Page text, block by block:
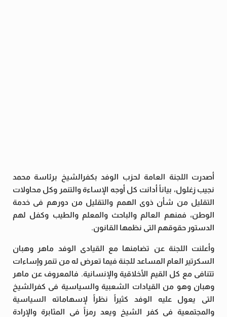
أصدرت اللجنة العامة لحزب الوفد بكفرالشيخ برئاسة محمد
نجيب زغلول، بياناً أدانت كل أوجه الإساءة والتنمر وكل محاولات
التقليل من شأن ذوى الهمم والتقليل من دورهم فى خدمة
الوطن، فمنهم العالم والباحث والمعلم والطيب وكفل لهم
الدستور حقوقهم التى نظمها القانون.
وأعلنت اللجنة عن تضامنها مع القيادى الوفد ماهر وهبان
السكرتير العام المساعد للجنة فيما تعرض له من تنمر وإساءات
تتنافى مع كل القيم الأخلاقية والإنسانية. فالمعروف عن ماهر
وهبان وهو من القيادات الشعبية والسياسية فى كفرالشيخ
التى يعول عليه الوفد كثيراً نظراً لإسهاماته السياسية
والمجتمعية فى كفر الشيخ ويعد رمزاً فى المثابرة والإرادة